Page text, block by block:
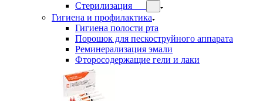
Стерилизация
Гигиена и профилактика
Гигиена полости рта
Порошок для пескоструйного аппарата
Реминерализация эмали
Фторосодержащие гели и лаки